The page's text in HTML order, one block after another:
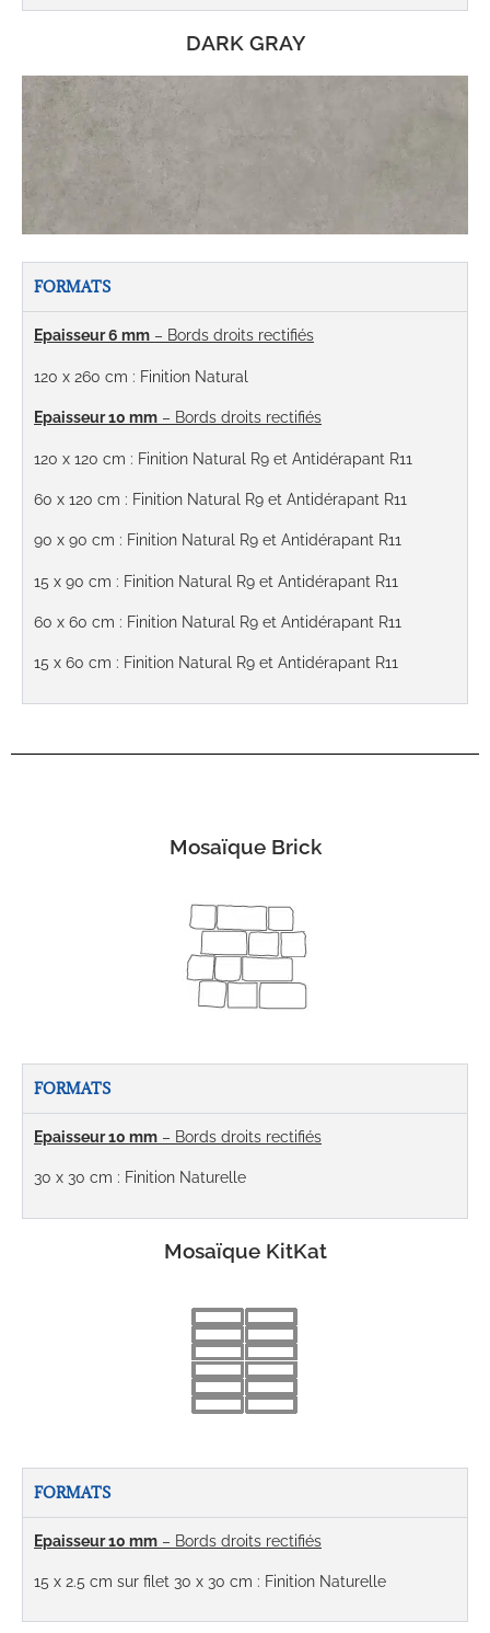
DARK GRAY
FORMATS
Epaisseur 6 mm – Bords droits rectifiés
120 x 260 cm : Finition Natural
Epaisseur 10 mm – Bords droits rectifiés
120 x 120 cm : Finition Natural R9 et Antidérapant R11
60 x 120 cm : Finition Natural R9 et Antidérapant R11
90 x 90 cm : Finition Natural R9 et Antidérapant R11
15 x 90 cm : Finition Natural R9 et Antidérapant R11
60 x 60 cm : Finition Natural R9 et Antidérapant R11
15 x 60 cm : Finition Natural R9 et Antidérapant R11
Mosaïque Brick
FORMATS
Epaisseur 10 mm – Bords droits rectifiés
30 x 30 cm : Finition Naturelle
Mosaïque KitKat
FORMATS
Epaisseur 10 mm – Bords droits rectifiés
15 x 2.5 cm sur filet 30 x 30 cm : Finition Naturelle